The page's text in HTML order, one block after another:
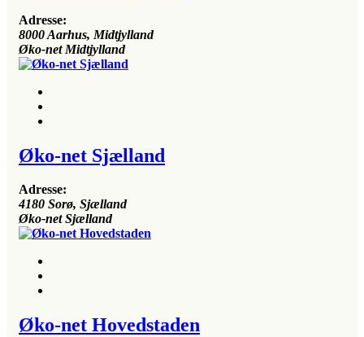
Adresse:
8000Aarhus, Midtjylland
Øko-net Midtjylland
Øko-net Sjælland
Adresse:
4180 Sorø, Sjælland
Øko-net Sjælland
Øko-net Hovedstaden